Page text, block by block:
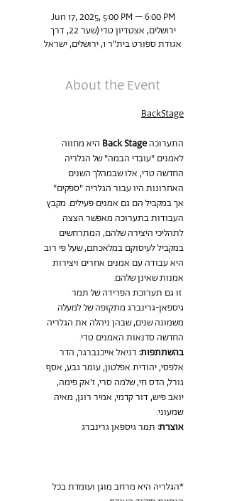
Jun 17, 2025, 5:00 PM – 6:00 PM
ירושלים, אצטדיון טדי (שער 22, דרך
אגודת ספורט בית"ר 1, ירושלים, ישראל
About the Event
BackStage
התערוכה Back Stage היא מחווה
לאמנים "עובדי הבמה" של הגלריה
החדשה טדי, אלו שבמהלך השנים
האחרונות היו עבור הגלריה "ספקים"
אך במקביל הם גם אמנים פעילים. מקבץ
העבודות בתערוכה מאפשר הצצה
לתהליכי היצירה שלהם, המתרחשים
במקביל לעיסוקם במלאכתם, שעל פי רוב
היא עבודה עם אמנים אחרים ויצירות
אמנות שאינן שלהם.
זו גם תערוכת הפרידה של תמר
גיספאן-גרינברג מתקופה של למעלה
משמונה שנים, שבהן ניהלה את הגלריה
החדשה סדנאות האמנים טדי.
בהשתתפות: דניאל אייכנברגר, הדר
אלפסי, יהודית אפלטון, עומר גבע, אסף
גורל, הדס חי, שלמה סרי, ז'אק פימה,
יואב פיש, דור קדמי, אמיר רונן, מאיה
שמעוני.
אוצרת: תמר גיספאן גרינברג
*הגלריה היא מרחב מוגן ועומדת בכל